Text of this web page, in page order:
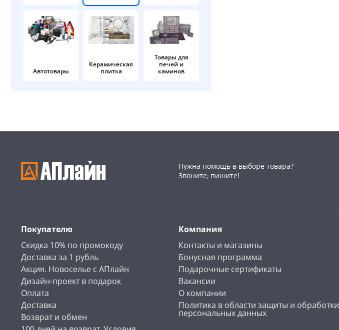
Автотовары
Керамическая
плитка
Товары для
печей и
каминов
Нужна помощь в выборе товара?
Звоните, пишите!
Покупателю
Скидка 10% по промокоду
Доставка за 1 рубль
Акция. Новоселье с АПлайн
Дизайн-проект в подарок
Оплата
Доставка
Возврат и обмен
Компания
Контакты и магазины
Бонусная программа
Подарочные сертификаты
Вакансии
О компании
Политика в области защиты и обработки
персональных данных